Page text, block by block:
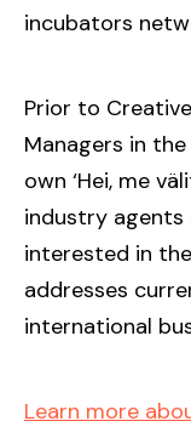
incubators
Prior to
Managers in
own ‘Hei, me
industry agents
interested in the
addresses
international
Learn more